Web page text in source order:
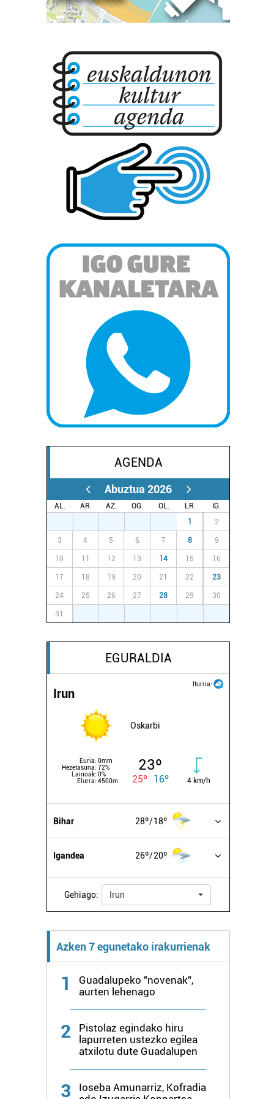
AGENDA
Abuztua 2026
AL. AR. AZ. OG. OL. LR.
IG.
1 2
3 4 5 6 7 8 9
10 11 12 13 14 15 16
17 18 19 20 21 22 23
24 25 26 27 28 29 30
31
EGURALDIA
Iturria:
Irun
Oskarbi
Euria: 0mm
Hezetasuna: 72%
Lainoak: 0%
Elurra: 4500m
23º
25º 16º 4 km/h
Bihar 28º 18º
Igandea 26º 20º
Gehiago: Irun
Azken 7 egunetako irakurrienak
1
Guadalupeko "novenak",
aurten lehenago
2
Pistolaz egindako hiru
lapurreten ustezko egilea
atxilotu dute Guadalupen
3
Ioseba Amunarriz, Kofradia